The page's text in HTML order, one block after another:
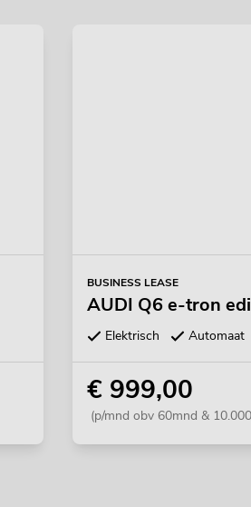
BUSINESS LEASE
AUDI Q6 e-tron
Elektrisch Automaat
€ 999,00
(p/mnd obv 60mnd &